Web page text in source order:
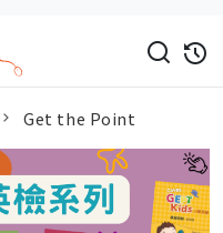
Get the Point